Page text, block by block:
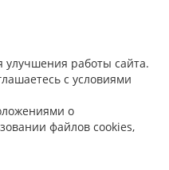
улучшения работы сайта.
с условиями
о
файлов cookies,